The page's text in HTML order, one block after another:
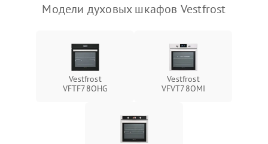
Модели духовых шкафов Vestfrost
Vestfrost
VFTF78OHG
Vestfrost
VFVT78OMI